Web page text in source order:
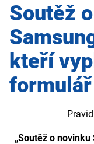
Soutěž
kteří
formulář
„Soutěž o